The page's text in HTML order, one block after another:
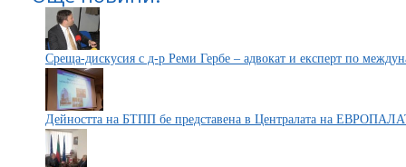
Среща-дискусия с д-р Реми Гербе – адвокат и експерт по
Дейността на БТПП бе представена в Централата на